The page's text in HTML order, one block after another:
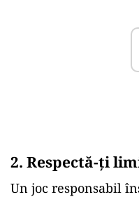
2. Respectă-ți
Un joc responsabil